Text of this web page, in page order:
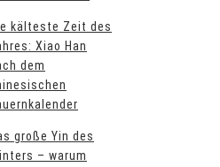
kälteste Zeit des
Xiao Han
dem
große Yin des
– warum